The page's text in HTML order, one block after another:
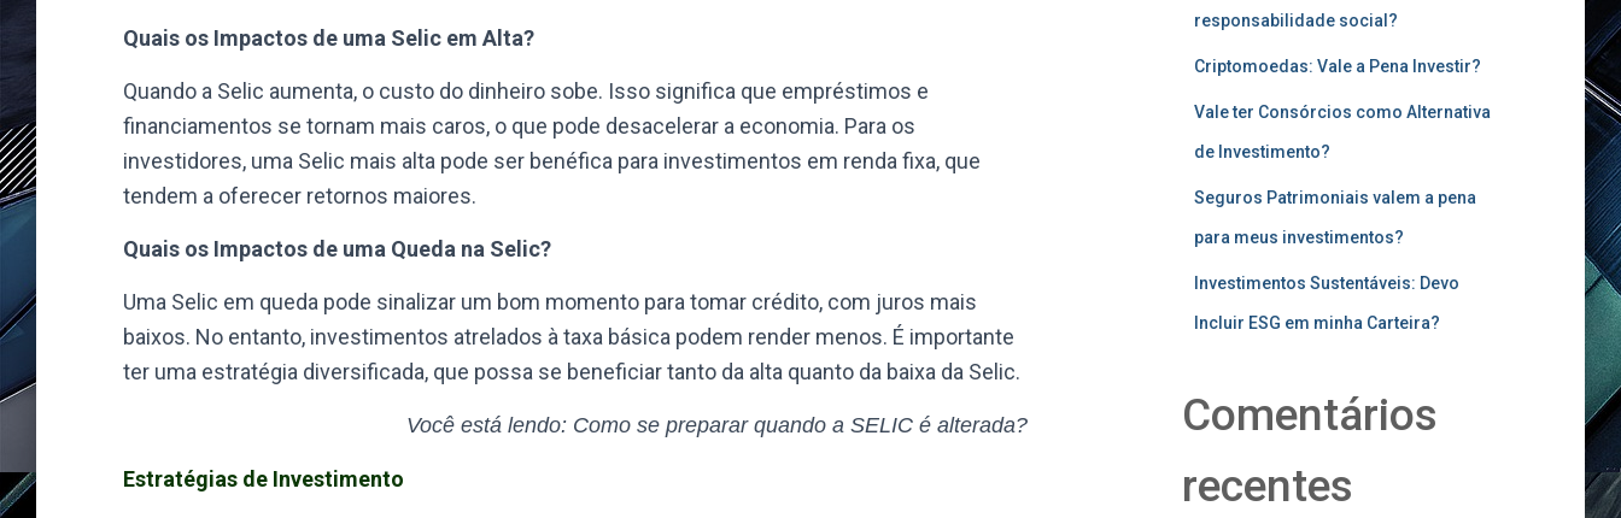
Quais os Impactos de uma Selic em Alta?
Quando a Selic aumenta, o custo do dinheiro sobe. Isso significa que empréstimos e
financiamentos se tornam mais caros, o que pode desacelerar a economia. Para os
investidores, uma Selic mais alta pode ser benéfica para investimentos em renda fixa, que
tendem a oferecer retornos maiores.
Quais os Impactos de uma Queda na Selic?
Uma Selic em queda pode sinalizar um bom momento para tomar crédito, com juros mais
baixos. No entanto, investimentos atrelados à taxa básica podem render menos. É importante
ter uma estratégia diversificada, que possa se beneficiar tanto da alta quanto da baixa da Selic.
Você está lendo: Como se preparar quando a SELIC é alterada?
Estratégias de Investimento
responsabilidade social?
Criptomoedas: Vale a Pena Investir?
Vale ter Consórcios como Alternativa
de Investimento?
Seguros Patrimoniais valem a pena
para meus investimentos?
Investimentos Sustentáveis: Devo
Incluir ESG em minha Carteira?
Comentários
recentes